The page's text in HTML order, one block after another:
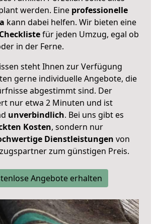
werden. Eine professionelle
kann dabei helfen. Wir bieten eine
Checklistefür jeden Umzug, egal ob
in der Ferne.
steht Ihnen zur Verfügung
gerne individuelle Angebote, die
abgestimmt sind. Der
nur etwa 2 Minuten und ist
unverbindlich. Bei uns gibt es
Kosten, sondern nur
Dienstleistungen von
zum günstigen Preis.
Angebote erhalten